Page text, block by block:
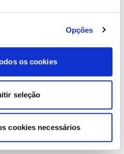
Opções
os cookies
seleção
cookies necessários